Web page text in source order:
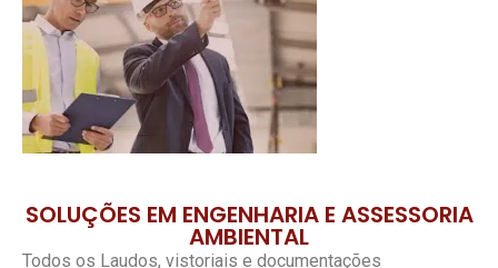
SOLUÇÕES EM ENGENHARIA E ASSESSORIA
AMBIENTAL
Todos os Laudos, vistoriais e documentações